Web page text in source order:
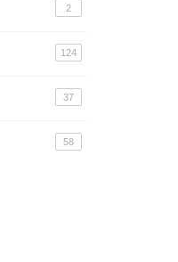
2
124
37
58